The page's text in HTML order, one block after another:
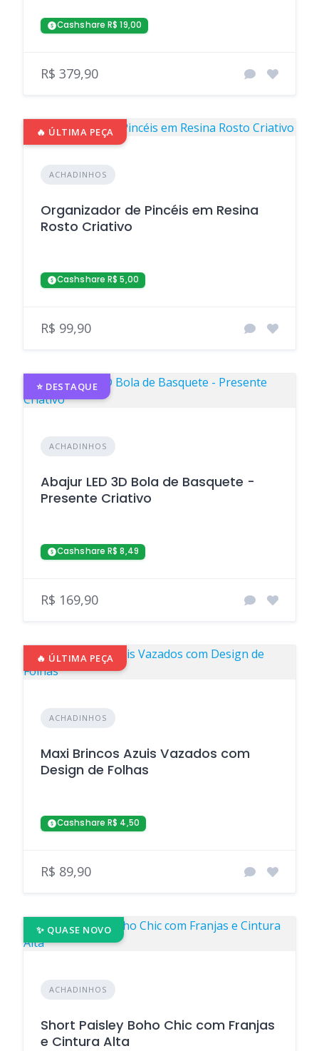
Cashshare R$ 19,00
R$ 379,90
🔥 ÚLTIMA PEÇA
ACHADINHOS
Organizador de Pincéis em Resina
Rosto Criativo
Cashshare R$ 5,00
R$ 99,90
⭐ DESTAQUE
ACHADINHOS
Abajur LED 3D Bola de Basquete -
Presente Criativo
Cashshare R$ 8,49
R$ 169,90
🔥 ÚLTIMA PEÇA
ACHADINHOS
Maxi Brincos Azuis Vazados com
Design de Folhas
Cashshare R$ 4,50
R$ 89,90
✨ QUASE NOVO
ACHADINHOS
Short Paisley Boho Chic com Franjas
e Cintura Alta